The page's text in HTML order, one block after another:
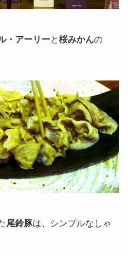
・アーリーと 桜みかんの
尾鈴豚は、シンプルなしゃ